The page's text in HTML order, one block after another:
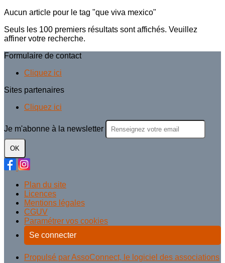
Aucun article pour le tag "que viva mexico"
Seuls les 100 premiers résultats sont affichés. Veuillez
affiner votre recherche.
Formulaire de contact
Cliquez ici
Sites partenaires
Cliquez ici
Je m'abonne à la newsletter
OK
Plan du site
Licences
Mentions légales
CGUV
Paramétrer vos cookies
Se connecter
Propulsé par AssoConnect, le logiciel des associations